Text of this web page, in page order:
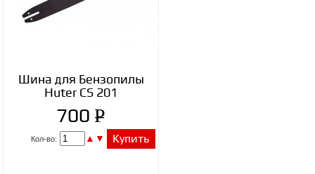
Шина для Бензопилы
Huter CS 201
700P
УБ.
Кол-во: ▲ ▼ Купить